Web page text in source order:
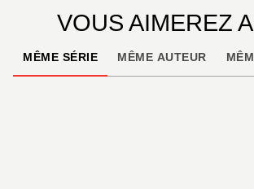
VOUS AIMEREZ
MÊME SÉRIE MÊME AUTEUR